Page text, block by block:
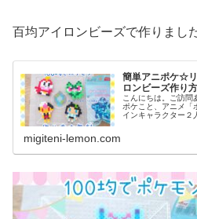
百均アイロンビーズで作りまし
簡単アニポケ☆
ロンビーズ作り方
こんにちは。ご訪問
ポケこと、アニメ「
インキャラクター２
migiteni-lemon.com